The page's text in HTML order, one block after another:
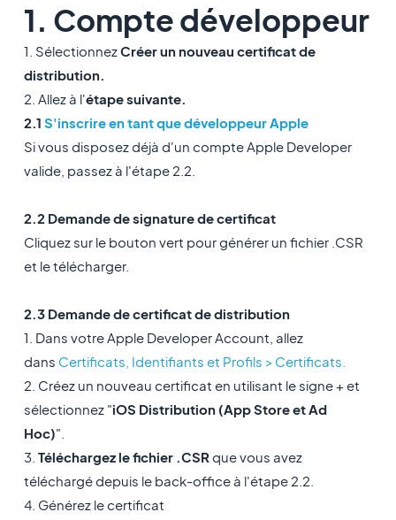
1. Compte développeur
1. SélectionnezCréer un nouveau certificat de
distribution.
2. Allez à l'étape suivante.
2.1 S'inscrire en tant que développeur Apple
Si vous disposez déjà d'un compte Apple Developer
valide, passez à l'étape 2.2.
2.2 Demande de signature de certificat
Cliquez sur le bouton vert pour générer un fichier .CSR
et le télécharger.
2.3 Demande de certificat de distribution
1. Dans votre Apple Developer Account, allez
dans Certificats, Identifiants et Profils > Certificats.
2. Créez un nouveau certificat en utilisant le signe + et
sélectionnez "iOS Distribution (App Store et Ad
Hoc)".
3. Téléchargez le fichier .CSR que vous avez
téléchargé depuis le back-office à l'étape 2.2.
4. Générez le certificat